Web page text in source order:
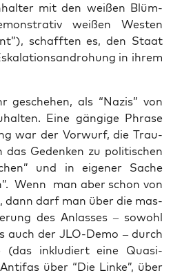
mit den wei­ßen Blüm­
wei­ßen Wes­ten
schaff­ten es, den Staat
in ihrem
als “Nazis” von
Eine gän­gi­ge Phra­se
war der Vor­wurf, die Trau­
Geden­ken zu poli­ti­schen
und in eige­ner Sache
Wenn man aber schon von
dann darf man über die mas­
des Anlas­ses – sowohl
auch der JLO-Demo – durch
(das inklu­diert eine Qua­si-
über “Die Lin­ke”, über